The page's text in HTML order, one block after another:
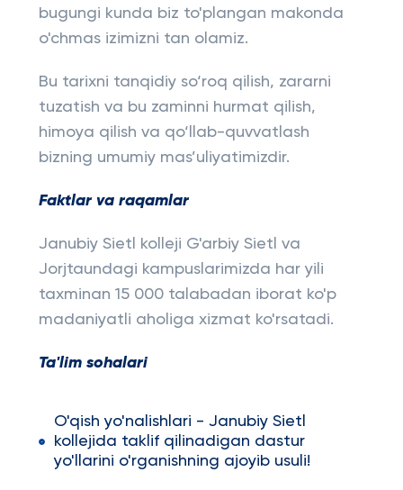
bugungi kunda biz to'plangan makonda
o'chmas izimizni tan olamiz.
Bu tarixni tanqidiy so‘roq qilish, zararni
tuzatish va bu zaminni hurmat qilish,
himoya qilish va qo‘llab-quvvatlash
bizning umumiy mas’uliyatimizdir.
Faktlar va raqamlar
Janubiy Sietl kolleji G'arbiy Sietl va
Jorjtaundagi kampuslarimizda har yili
taxminan 15 000 talabadan iborat ko'p
madaniyatli aholiga xizmat ko'rsatadi.
Ta'lim sohalari
O'qish yo'nalishlari - Janubiy Sietl
kollejida taklif qilinadigan dastur
yo'llarini o'rganishning ajoyib usuli!